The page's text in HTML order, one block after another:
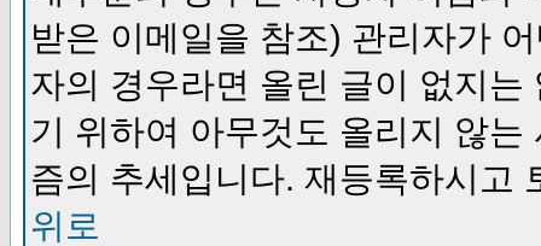
받은 이메일을 참조) 관리자가
자의 경우라면 올린 글이 없지
기 위하여 아무것도 올리지 않
즘의 추세입니다. 재등록하시고
위로